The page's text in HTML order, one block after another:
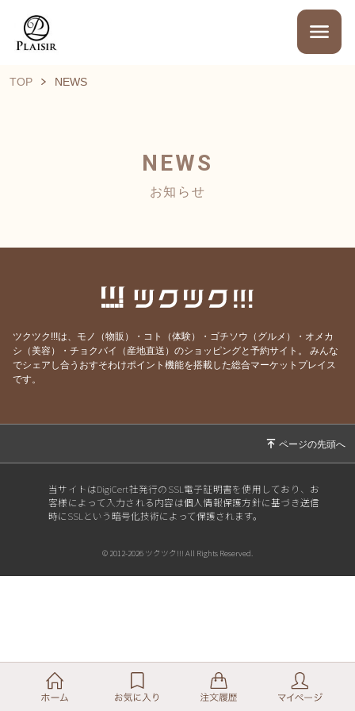
TOP NEWS
NEWS
お知らせ
ツクツク!!!は、モノ（物販）・コト（体験）・ゴチソウ（グルメ）・オメカ
シ（美容）・チョクバイ（産地直送）のショッピングと予約サイト。
みんな
でシェアし合うおすそわけポイント機能を搭載した総合マーケットプレイス
です。
当サイトはDigiCert社発行のSSL電子証明書を使用しており、お
客様によって入力される内容は個人情報保護方針に基づき送信
時にSSLという暗号化技術によって保護されます。
© 2012-2026 ツクツク!!! All Rights Reserved.